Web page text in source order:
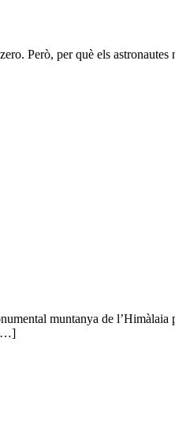
Però, per què els astronautes
muntanya de
[…]